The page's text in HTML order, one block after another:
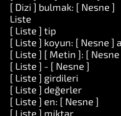
[ Dizi ] bulmak: [ Nesne ]
Liste
[ Liste ] tip
[ Liste ] koyun: [ Nesne ]
[ Liste ] [ Metin ]: [ Nesne
[ Liste ] - [ Nesne ]
[ Liste ] girdileri
[ Liste ] değerler
[ Liste ] en: [ Nesne ]
[ Liste ] miktar